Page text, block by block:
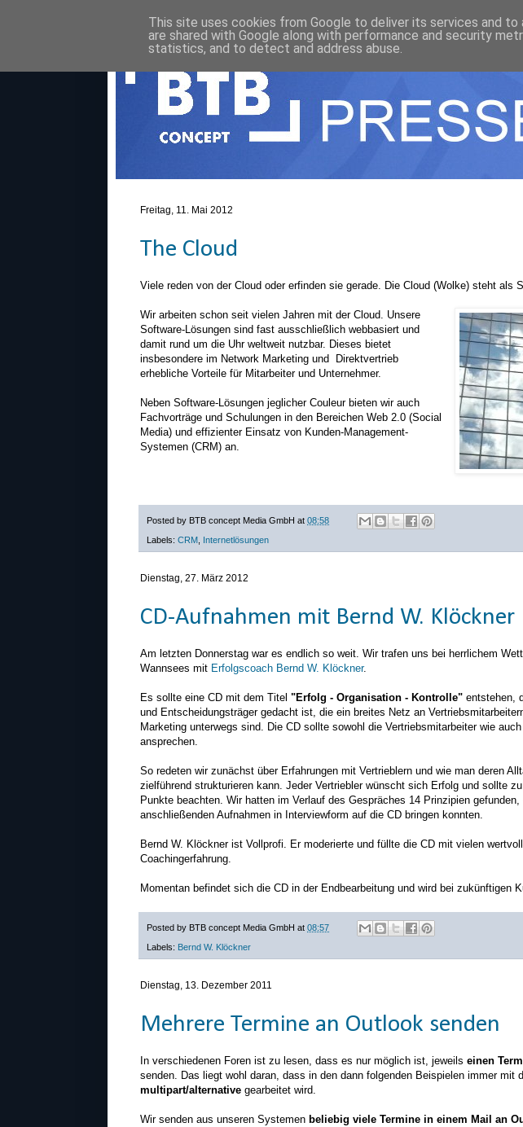
Freitag, 11. Mai 2012
The Cloud
Viele reden von der Cloud oder erfinden sie gerade. Die Cloud (Wolke) steht als
Wir arbeiten schon seit vielen Jahren mit der Cloud. Unsere
Software-Lösungen sind fast ausschließlich webbasiert und
damit rund um die Uhr weltweit nutzbar. Dieses bietet
insbesondere im Network Marketing und Direktvertrieb
erhebliche Vorteile für Mitarbeiter und Unternehmer.
Neben Software-Lösungen jeglicher Couleur bieten wir auch
Fachvorträge und Schulungen in den Bereichen Web 2.0 (Social
Media) und effizienter Einsatz von Kunden-Management-
Systemen (CRM) an.
Posted by BTB concept Media GmbH at 08:58
Labels: CRM Internetlösungen
Dienstag, 27. März 2012
CD-Aufnahmen mit Bernd W. Klöckner
Am letzten Donnerstag war es endlich so weit. Wir trafen uns bei herrlichem
Wannsees mit Erfolgscoach Bernd W. Klöckner.
Es sollte eine CD mit dem Titel "Erfolg - Organisation - Kontrolle" entstehen,
und Entscheidungsträger gedacht ist, die ein breites Netz an
Marketing unterwegs sind. Die CD sollte sowohl die Vertriebsmitarbeiter wie
ansprechen.
So redeten wir zunächst über Erfahrungen mit Vertrieblern und wie man deren
zielführend strukturieren kann. Jeder Vertriebler wünscht sich Erfolg und sollte
Punkte beachten. Wir hatten im Verlauf des Gespräches 14 Prinzipien gefunden,
anschließenden Aufnahmen in Interviewform auf die CD bringen konnten.
Bernd W. Klöckner ist Vollprofi. Er moderierte und füllte die CD mit vielen
Coachingerfahrung.
Momentan befindet sich die CD in der Endbearbeitung und wird bei zukünftigen
Posted by BTB concept Media GmbH at 08:57
Labels: Bernd W. Klöckner
Dienstag, 13. Dezember 2011
Mehrere Termine an Outlook senden
In verschiedenen Foren ist zu lesen, dass es nur möglich ist, jeweils einen
senden. Das liegt wohl daran, dass in den dann folgenden Beispielen immer mit
multipart/alternative gearbeitet wird.
Wir senden aus unseren Systemen beliebig viele Termine in einem Mail an
This site uses cookies from Google to deliver its services and to
are shared with Google along with performance and security
statistics, and to detect and address abuse.